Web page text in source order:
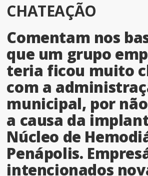
CHATEAÇÃO
Comentam nos
que um grupo
teria ficou muito
com a
municipal, por
a causa da
Núcleo de
Penápolis.
intencionados